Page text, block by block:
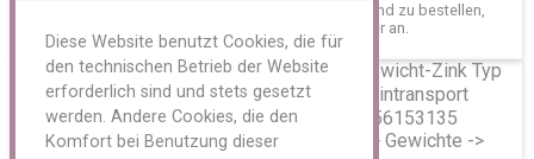
Um Preise einzusehen und zu bestellen,
hier an.
TipTop Ausgleichgewicht-Zink Typ
189 25g für Fiat Kleintransport
EAN / GTIN: 4049256153135
gelistet
Zubehör -> Gewichte ->
Diese Website benutzt Cookies, die für
den technischen Betrieb der Website
erforderlich sind und stets gesetzt
werden. Andere Cookies, die den
Komfort bei Benutzung dieser